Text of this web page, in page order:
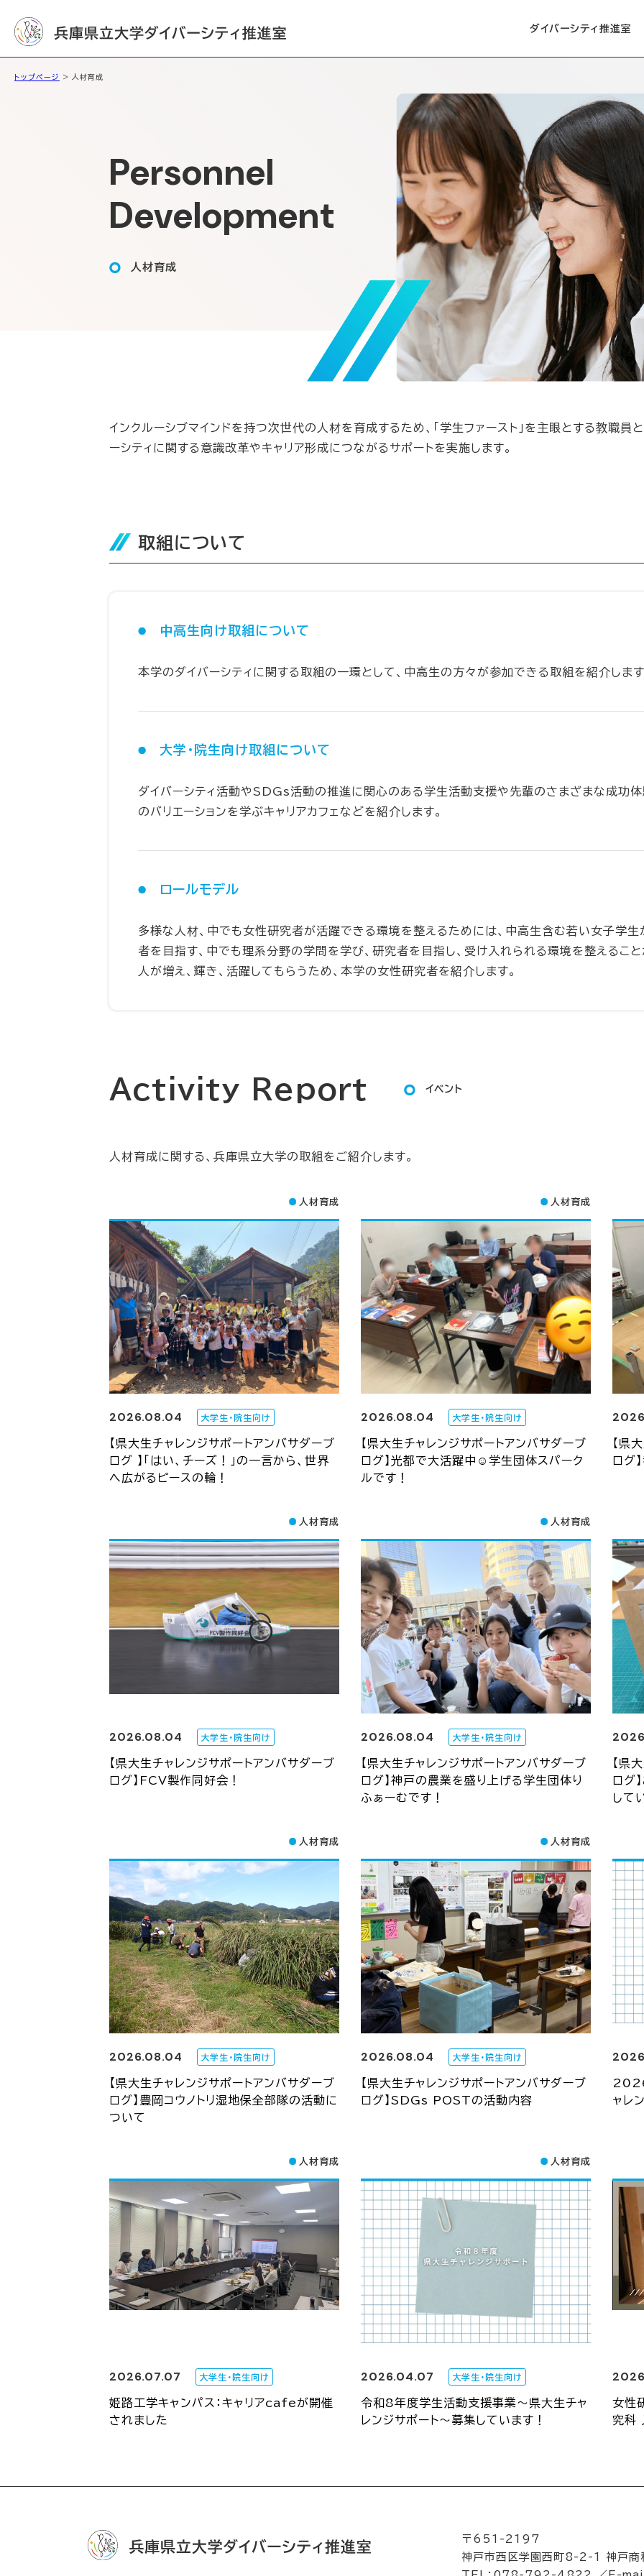
ダイバーシティ推進室
トップページ > 人材育成
Personnel
Development
人材育成
インクルーシブマインドを持つ次世代の人材を育成するため、「学生ファースト」を主眼とする教職員
ーシティに関する意識改革やキャリア形成につながるサポートを実施します。
取組について
中高生向け取組について
本学のダイバーシティに関する取組の一環として、中高生の方々が参加できる取組を紹介します
大学・院生向け取組について
ダイバーシティ活動やSDGs活動の推進に関心のある学生活動支援や先輩のさまざまな成功体
のバリエーションを学ぶキャリアカフェなどを紹介します。
ロールモデル
多様な人材、中でも女性研究者が活躍できる環境を整えるためには、中高生含む若い女子学生
者を目指す、中でも理系分野の学問を学び、研究者を目指し、受け入れられる環境を整えるこ
人が増え、輝き、活躍してもらうため、本学の女性研究者を紹介します。
Activity Report イベント
人材育成に関する、兵庫県立大学の取組をご紹介します。
人材育成
2026.08.04 大学生・院生向け
【県大生チャレンジサポートアンバサダーブ
ログ 】「はい、チーズ！」の一言から、世界
へ広がるピースの輪！
人材育成
2026.08.04 大学生・院生向け
【県大生チャレンジサポートアンバサダーブ
ログ】光都で大活躍中☺学生団体スパーク
ルです！
【県
ログ
人材育成
2026.08.04 大学生・院生向け
【県大生チャレンジサポートアンバサダーブ
ログ】FCV製作同好会！
人材育成
2026.08.04 大学生・院生向け
【県大生チャレンジサポートアンバサダーブ
ログ】神戸の農業を盛り上げる学生団体り
ふぁーむです！
【県
ログ
して
人材育成
2026.08.04 大学生・院生向け
【県大生チャレンジサポートアンバサダーブ
ログ】豊岡コウノトリ湿地保全部隊の活動に
ついて
人材育成
2026.08.04 大学生・院生向け
【県大生チャレンジサポートアンバサダーブ
ログ】SDGs POSTの活動内容
ャレ
人材育成
2026.07.07 大学生・院生向け
姫路工学キャンパス：キャリアcafeが開催
されました
人材育成
2026.04.07 大学生・院生向け
令和8年度学生活動支援事業～県大生チャ
レンジサポート～募集しています！
女性
究科
〒651-2197
神戸市西区学園西町8-2-1 神戸商